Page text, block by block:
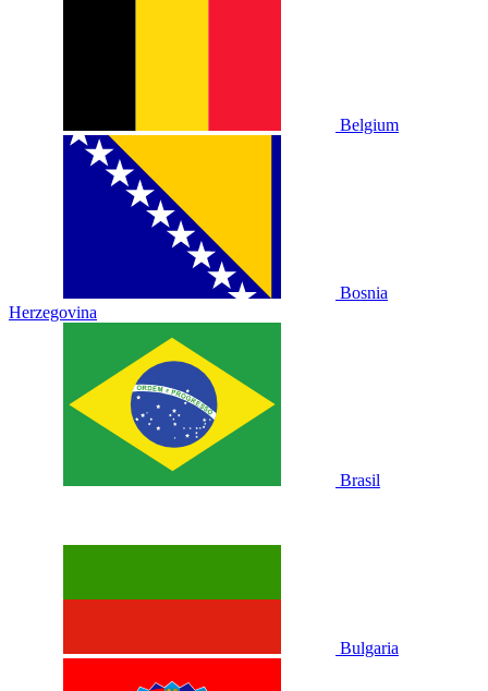
Belgium
Bosnia
Herzegovina
Brasil
Bulgaria